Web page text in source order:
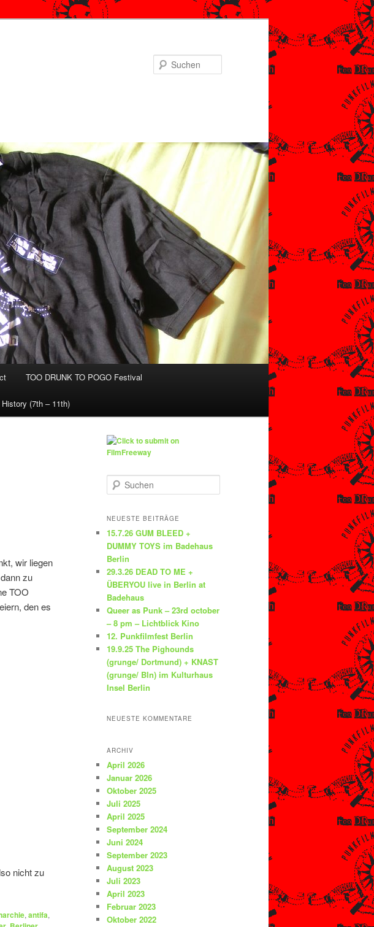
TOO DRUNK TO POGO Festival
History (7th – 11th)
wir liegen
zu
TOO
den es
nicht zu
, antifa,
u
h
n
NEUESTE BEITRÄGE
15.7.26 GUM BLEED +
DUMMY TOYS im Badehaus
Berlin
29.3.26 DEAD TO ME +
ÜBERYOU live in Berlin at
Badehaus
Queer as Punk – 23rd october
– 8 pm – Lichtblick Kino
12. Punkfilmfest Berlin
19.9.25 The Pighounds
(grunge/ Dortmund) + KNAST
(grunge/ Bln) im Kulturhaus
Insel Berlin
NEUESTE KOMMENTARE
ARCHIV
April 2026
Januar 2026
Oktober 2025
Juli 2025
April 2025
September 2024
Juni 2024
September 2023
August 2023
Juli 2023
April 2023
Februar 2023
Oktober 2022